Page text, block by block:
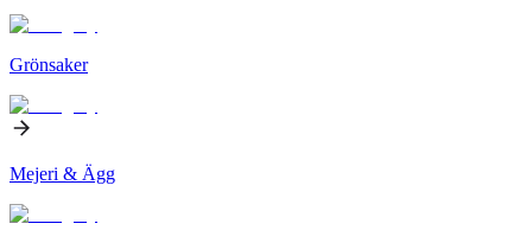
Grönsaker
Mejeri & Ägg